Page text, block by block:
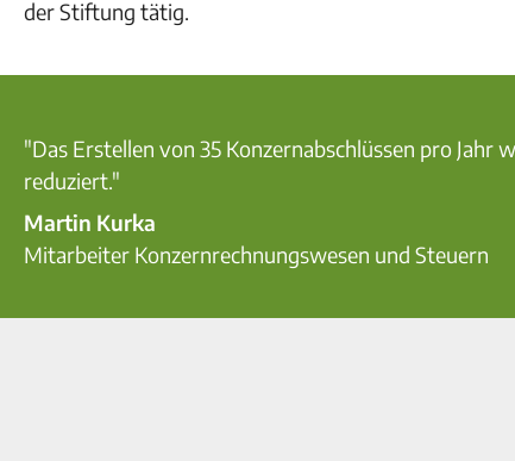
der Stiftung tätig.
"Das Erstellen von 35 Konzernabschlüssen pro
reduziert."
Martin Kurka
Mitarbeiter Konzernrechnungswesen und Steuern